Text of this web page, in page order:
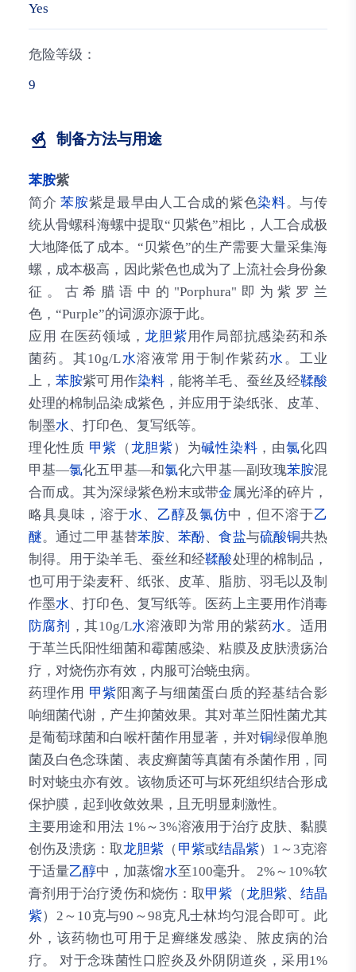
Yes
危险等级：
9
制备方法与用途
苯胺紫
简介 苯胺紫是最早由人工合成的紫色染料。与传
统从骨螺科海螺中提取“贝紫色”相比，人工合成极
大地降低了成本。“贝紫色”的生产需要大量采集海
螺，成本极高，因此紫色也成为了上流社会身份象
征。古希腊语中的"Porphura"即为紫罗兰
色，“Purple”的词源亦源于此。
应用 在医药领域，龙胆紫用作局部抗感染药和杀
菌药。其10g/L水溶液常用于制作紫药水 。工业
上，苯胺紫可用作染料，能将羊毛、蚕丝及经鞣酸
处理的棉制品染成紫色，并应用于染纸张、皮革、
制墨水、打印色、复写纸等。
理化性质 甲紫 （龙胆紫）为碱性染料 ，由氯化四
甲基—氯化五甲基—和氯化六甲基—副玫瑰苯胺混
合而成。其为深绿紫色粉末或带金 属光泽的碎片，
略具臭味，溶于水 、 乙醇及氯仿中，但不溶于乙
醚。通过二甲基替苯胺、苯酚、食盐与硫酸铜共热
制得。用于染羊毛、蚕丝和经鞣酸处理的棉制品，
也可用于染麦秆、纸张、皮革、脂肪、羽毛以及制
作墨水、打印色、复写纸等。医药上主要用作消毒
防腐剂
，其10g/L水溶液即为常用的紫药水 。适用
于革兰氏阳性细菌和霉菌感染、粘膜及皮肤溃疡治
疗，对烧伤亦有效，内服可治蛲虫病。
药理作用 甲紫阳离子与细菌蛋白质的羟基结合影
响细菌代谢，产生抑菌效果。其对革兰阳性菌尤其
是葡萄球菌和白喉杆菌作用显著，并对铜绿假单胞
菌及白色念珠菌、表皮癣菌等真菌有杀菌作用，同
时对蛲虫亦有效。该物质还可与坏死组织结合形成
保护膜，起到收敛效果，且无明显刺激性。
主要用途和用法1%～3%溶液用于治疗皮肤、黏膜
创伤及溃疡：取龙胆紫 （ 甲紫或结晶紫）1～3克溶
于适量乙醇中，加蒸馏水至100毫升。 2%～10%软
膏剂用于治疗烫伤和烧伤：取甲紫 （龙胆紫、结晶
紫）2～10克与90～98克凡士林均匀混合即可。此
外，该药物也可用于足癣继发感染、脓皮病的治
疗。 对于念珠菌性口腔炎及外阴阴道炎，采用1%